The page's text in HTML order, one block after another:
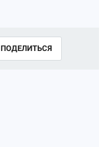
ПОДЕЛИТЬСЯ